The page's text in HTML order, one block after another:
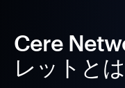
Cere
レットと